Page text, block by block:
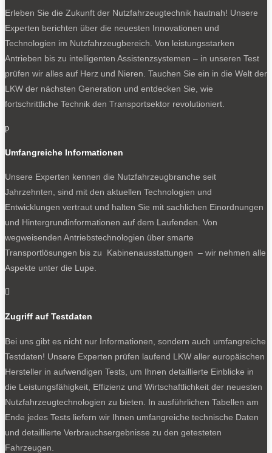
Erleben Sie die Zukunft der Nutzfahrzeugtechnik hautnah! Unsere
Experten berichten über die neuesten Innovationen und
Technologien im Nutzfahrzeugbereich. Von leistungsstarken
Antrieben bis zu intelligenten Assistenzsystemen – in unseren Test
prüfen wir alles auf Herz und Nieren. Tauchen Sie ein in die Welt der
LKW der nächsten Generation und entdecken Sie, wie
fortschrittliche Technik den Transportsektor revolutioniert.
p
Umfangreiche Informationen
Unsere Experten kennen die Nutzfahrzeugbranche seit
Jahrzehnten, sind mit den aktuellen Technologien und
Entwicklungen vertraut und halten Sie mit sachlichen Einordnungen
und Hintergrundinformationen auf dem Laufenden. Von
wegweisenden Antriebstechnologien über smarte
Transportlösungen bis zu Kabinenausstattungen – wir nehmen alle
Aspekte unter die Lupe.

Zugriff auf Testdaten
Bei uns gibt es nicht nur Informationen, sondern auch umfangreiche
Testdaten! Unsere Experten prüfen laufend LKW aller europäischen
Hersteller in aufwendigen Tests, um Ihnen detaillierte Einblicke in
die Leistungsfähigkeit, Effizienz und Wirtschaftlichkeit der neuesten
Nutzfahrzeugtechnologien zu bieten. In ausführlichen Tabellen am
Ende jedes Tests liefern wir Ihnen umfangreiche technische Daten
und detaillierte Verbrauchsergebnisse zu den getesteten
Fahrzeugen.